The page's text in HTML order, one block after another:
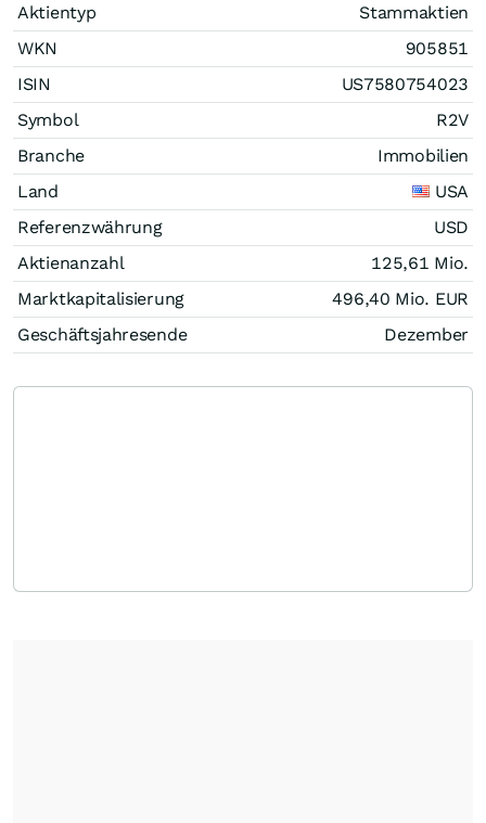
Aktientyp
Stammaktien
WKN
905851
ISIN
US7580754023
Symbol
R2V
Branche
Immobilien
Land
USA
Referenzwährung
USD
Aktienanzahl
125,61 Mio.
Marktkapitalisierung
496,40 Mio. EUR
Geschäftsjahresende
Dezember